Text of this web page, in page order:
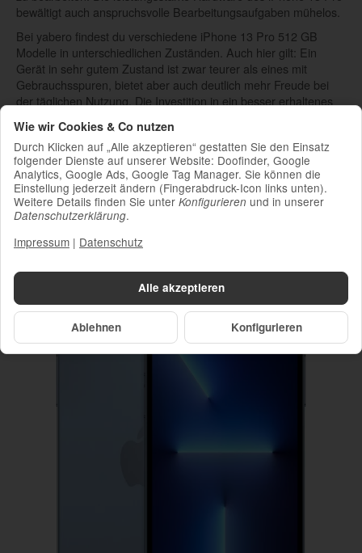
bewältigt auch anspruchsvolle Bearbeitungsaufgaben mühelos.
Bei yabero findest du verschiedene iPhone 13 Pro 512 GB
Modelle in unterschiedlichen Zuständen. Auch hier gilt: Ein
Gerät in sehr gutem Zustand ist zwar teurer als eines mit
Gebrauchsspuren, bietet aber auch deutlich mehr Freude bei
der täglichen Nutzung. Die Investition in ein besser erhaltenes
Der Wiederverkaufswert eines iPhone 13 Pro 512 GB ist
besonders stabil. Solltest du das Gerät später einmal verkaufen
wollen, wirst du feststellen, dass die große
Speicherkonfiguration auch dann noch sehr gefragt ist. Diese
Wertstabilität macht den Kauf zu einer klugen Entscheidung.
Alle akzeptieren
Ablehnen Konfigurieren
Wie wir Cookies & Co nutzen
Durch Klicken auf „Alle akzeptieren“ gestatten Sie den Einsatz
folgender Dienste auf unserer Website: Doofinder, Google
Analytics, Google Ads, Google Tag Manager. Sie können die
Einstellung jederzeit ändern (Fingerabdruck-Icon links unten).
Weitere Details finden Sie unter Konfigurieren und in unserer
Datenschutzerklärung.
Impressum | Datenschutz